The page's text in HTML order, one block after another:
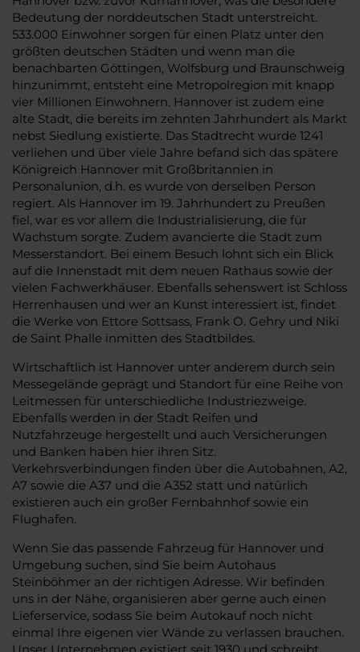
Bedeutung der norddeutschen Stadt unterstreicht.
533.000 Einwohner sorgen für einen Platz unter den
größten deutschen Städten und wenn man die
benachbarten Göttingen, Wolfsburg und Braunschweig
hinzunimmt, entsteht eine Metropolregion mit knapp
vier Millionen Einwohnern. Hannover ist zudem eine
alte Stadt, die bereits im zehnten Jahrhundert als Markt
nebst Siedlung existierte. Das Stadtrecht wurde 1241
verliehen und über viele Jahre befand sich das spätere
Königreich Hannover mit Großbritannien in
Personalunion, d.h. es wurde von derselben Person
regiert. Als Hannover im 19. Jahrhundert zu Preußen
fiel, war es vor allem die Industrialisierung, die für
Wachstum sorgte. Zudem avancierte die Stadt zum
Messerstandort. Bei einem Besuch lohnt sich ein Blick
auf die Innenstadt mit dem neuen Rathaus sowie der
vielen Fachwerkhäuser. Ebenfalls sehenswert ist Schloss
Herrenhausen und wer an Kunst interessiert ist, findet
die Werke von Ettore Sottsass, Frank O. Gehry und Niki
de Saint Phalle inmitten des Stadtbildes.
Wirtschaftlich ist Hannover unter anderem durch sein
Messegelände geprägt und Standort für eine Reihe von
Leitmessen für unterschiedliche Industriezweige.
Ebenfalls werden in der Stadt Reifen und
Nutzfahrzeuge hergestellt und auch Versicherungen
und Banken haben hier ihren Sitz.
Verkehrsverbindungen finden über die Autobahnen, A2,
A7 sowie die A37 und die A352 statt und natürlich
existieren auch ein großer Fernbahnhof sowie ein
Flughafen.
Wenn Sie das passende Fahrzeug für Hannover und
Umgebung suchen, sind Sie beim Autohaus
Steinböhmer an der richtigen Adresse. Wir befinden
uns in der Nähe, organisieren aber gerne auch einen
Lieferservice, sodass Sie beim Autokauf noch nicht
einmal Ihre eigenen vier Wände zu verlassen brauchen.
Unser Unternehmen existiert seit 1930 und schreibt